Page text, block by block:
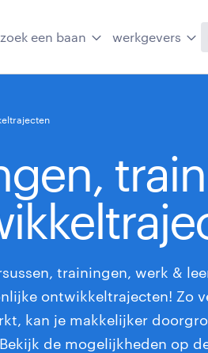
een baan werkgevers
trainingen, werk &
ontwikkeltrajecten! Zo
kan je makkelijker
de mogelijkheden op